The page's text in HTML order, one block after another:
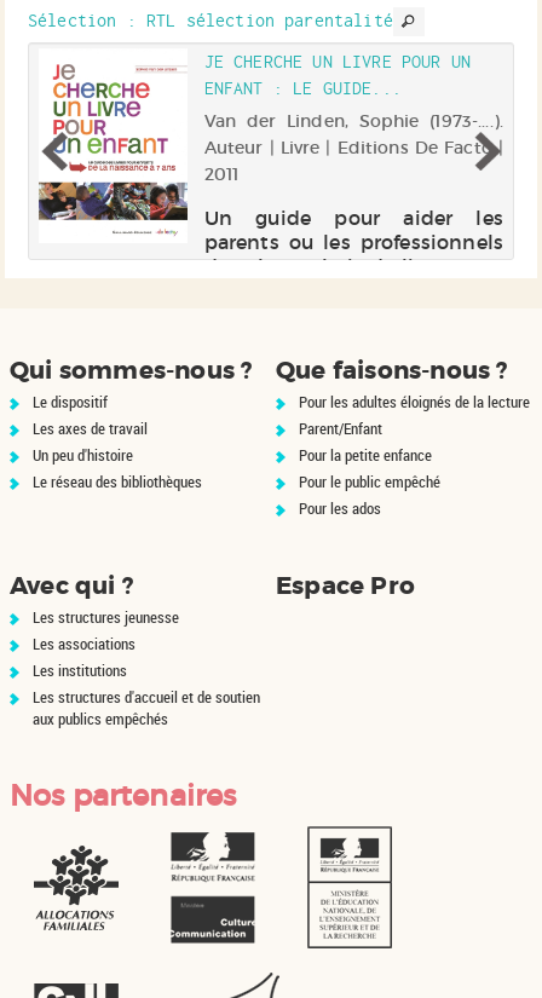
de l'éducation. Cela signifie-t-il
pour autant que nous devons
abandonner le terrain et
démissionner de notre rôle...
Sélection : RTL sélection parentalité
JE CHERCHE UN LIVRE POUR UN
ENFANT : LE GUIDE...
Van der Linden, Sophie (1973-....).
Auteur | Livre | Editions De Facto |
2011
Un guide pour aider les
parents ou les professionnels
dans leurs choix de livres pour
la lecture des enfants, des
éclairages sur des
thématiques particu...
Qui sommes-nous ?
Le dispositif
Les axes de travail
Un peu d'histoire
Le réseau des bibliothèques
Que faisons-nous ?
Pour les adultes éloignés de la lecture
Parent/Enfant
Pour la petite enfance
Pour le public empêché
Pour les ados
Avec qui ?
Les structures jeunesse
Les associations
Les institutions
Les structures d'accueil et de soutien
aux publics empêchés
Espace Pro
Nos partenaires